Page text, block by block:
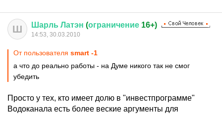
Ш Шарль Латэн (ограничение 16+)
14:53, 30.03.2010
От пользователя smart -1
а что до реально работы - на Думе никого так не смог
убедить
Просто у тех, кто имеет долю в "инвестпрограмме"
Водоканала есть более веские аргументы для